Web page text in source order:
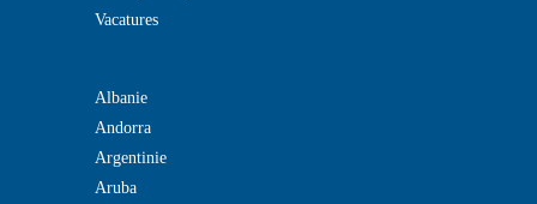
Vacatures
Albanie
Andorra
Argentinie
Aruba